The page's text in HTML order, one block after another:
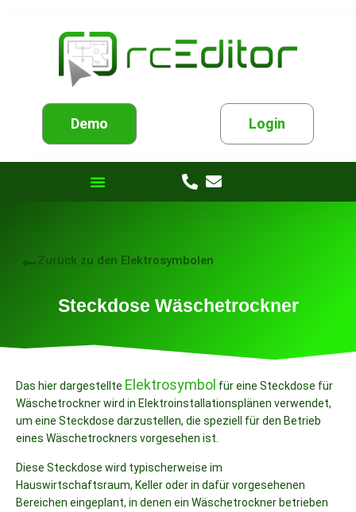
Demo Login
Zurück zu den Elektrosymbolen
Steckdose Wäschetrockner
Das hier dargestellte Elektrosymbol für eine Steckdose für
Wäschetrockner wird in Elektroinstallationsplänen verwendet,
um eine Steckdose darzustellen, die speziell für den Betrieb
eines Wäschetrockners vorgesehen ist.
Diese Steckdose wird typischerweise im
Hauswirtschaftsraum, Keller oder in dafür vorgesehenen
Bereichen eingeplant, in denen ein Wäschetrockner betrieben